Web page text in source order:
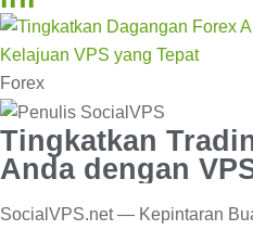
Forex
Tingkatkan
Anda dengan
SocialVPS.net — Kepintaran